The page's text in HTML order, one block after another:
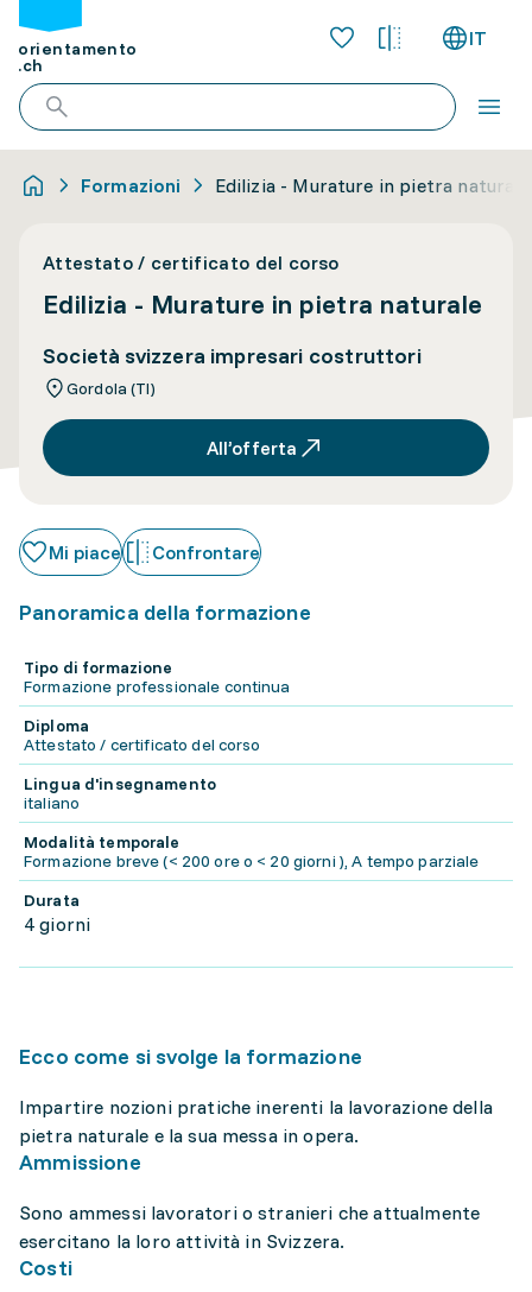
orientamento
.ch
IT
Formazioni Edilizia - Murature in pietra naturale
Attestato / certificato del corso
Edilizia - Murature in pietra naturale
Società svizzera impresari costruttori
Gordola (TI)
All’offerta
Mi piace Confrontare
Panoramica della formazione
Tipo di formazione
Formazione professionale continua
Diploma
Attestato / certificato del corso
Lingua d'insegnamento
italiano
Modalità temporale
Formazione breve (< 200 ore o < 20 giorni ), A tempo parziale
Durata
4 giorni
Ecco come si svolge la formazione
Impartire nozioni pratiche inerenti la lavorazione della
pietra naturale e la sua messa in opera.
Ammissione
Sono ammessi lavoratori o stranieri che attualmente
esercitano la loro attività in Svizzera.
Costi